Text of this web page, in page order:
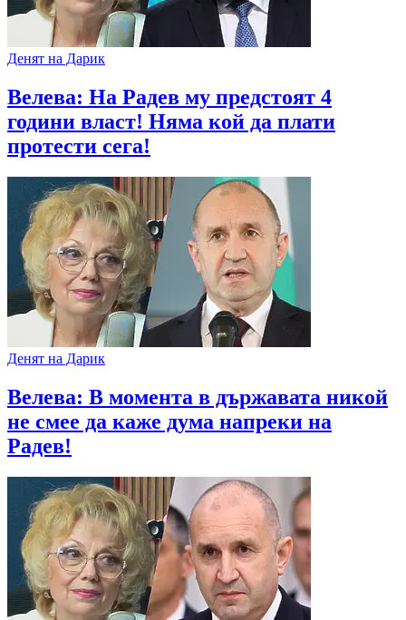
Денят на Дарик
Велева: На Радев му предстоят 4
години власт! Няма кой да плати
протести сега!
Денят на Дарик
Велева: В момента в държавата никой
не смее да каже дума напреки на
Радев!